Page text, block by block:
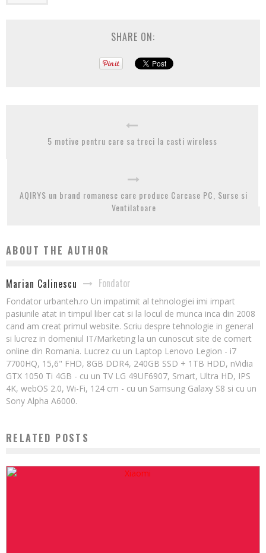
SHARE ON:
5 motive pentru care sa treci la casti wireless
AQIRYS un brand romanesc care produce Carcase PC, Surse si
Ventilatoare
ABOUT THE AUTHOR
Marian Calinescu Fondator
Fondator urbanteh.ro Un impatimit al tehnologiei imi impart
pasiunile atat in timpul liber cat si la locul de munca inca din 2008
cand am creat primul website. Scriu despre tehnologie in general
si lucrez in domeniul IT/Marketing la un cunoscut site de comert
online din Romania. Lucrez cu un Laptop Lenovo Legion - i7
7700HQ, 15,6" FHD, 8GB DDR4, 240GB SSD + 1TB HDD, nVidia
GTX 1050 Ti 4GB - cu un TV LG 49UF6907, Smart, Ultra HD, IPS
4K, webOS 2.0, Wi-Fi, 124 cm - cu un Samsung Galaxy S8 si cu un
Sony Alpha A6000.
RELATED POSTS